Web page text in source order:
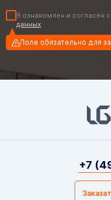
Я ознакомлен и согласен с
данных
Поле обязательно для
+7